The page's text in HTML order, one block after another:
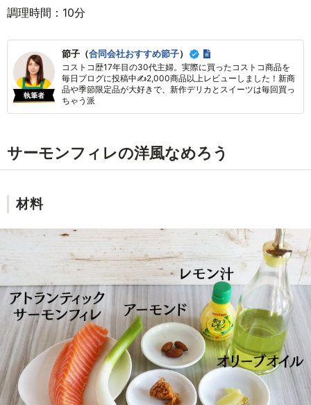
調理時間：10分
執筆者
節子（合同会社おすすめ節子）
コストコ歴17年目の30代主婦。実際に買ったコストコ商品を
毎日ブログに投稿中✍2,000商品以上レビューしました！新商
品や季節限定品が大好きで、新作デリカとスイーツは毎回買っ
ちゃう派
サーモンフィレの洋風なめろう
材料